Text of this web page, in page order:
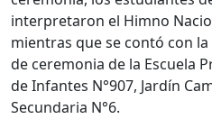
interpretaron el Himno
mientras que se contó con
de ceremonia de la Escuela
de Infantes N°907, Jardín
Secundaria N°6.